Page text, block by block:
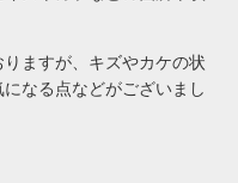
ますが、キズやカケの状
なる点などがございまし